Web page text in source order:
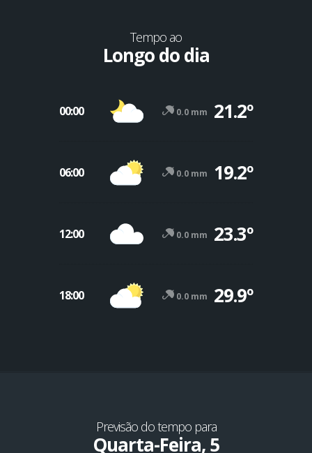
Tempo ao
Longo do dia
00:00 0.0 mm 21.2º
06:00 0.0 mm 19.2º
12:00 0.0 mm 23.3º
18:00 0.0 mm 29.9º
Previsão do tempo para
Quarta-Feira, 5